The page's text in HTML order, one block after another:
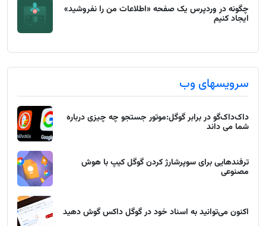
چگونه در وردپرس یک صفحه «اطلاعات من را نفروشید»
ایجاد کنیم
سرویسهای وب
داک‌داک‌گو در برابر گوگل:موتور جستجو چه چیزی درباره
شما می داند
ترفندهایی برای سوپرشارژ کردن گوگل کیپ با هوش
مصنوعی
اکنون می‌توانید به اسناد خود در گوگل داکس گوش دهید